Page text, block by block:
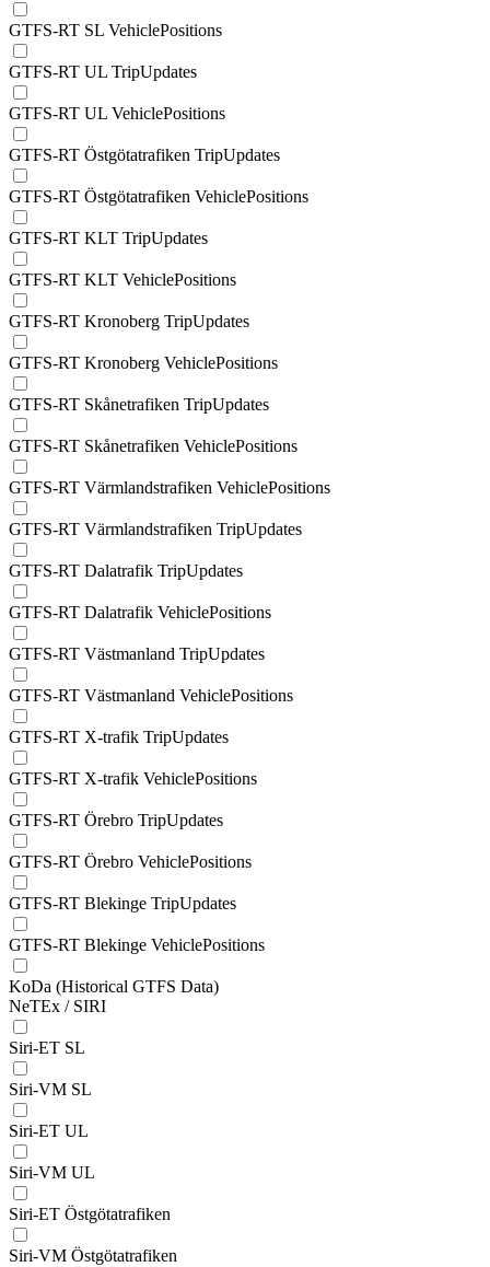
GTFS-RT SL VehiclePositions
GTFS-RT UL TripUpdates
GTFS-RT UL VehiclePositions
GTFS-RT Östgötatrafiken TripUpdates
GTFS-RT Östgötatrafiken VehiclePositions
GTFS-RT KLT TripUpdates
GTFS-RT KLT VehiclePositions
GTFS-RT Kronoberg TripUpdates
GTFS-RT Kronoberg VehiclePositions
GTFS-RT Skånetrafiken TripUpdates
GTFS-RT Skånetrafiken VehiclePositions
GTFS-RT Värmlandstrafiken VehiclePositions
GTFS-RT Värmlandstrafiken TripUpdates
GTFS-RT Dalatrafik TripUpdates
GTFS-RT Dalatrafik VehiclePositions
GTFS-RT Västmanland TripUpdates
GTFS-RT Västmanland VehiclePositions
GTFS-RT X-trafik TripUpdates
GTFS-RT X-trafik VehiclePositions
GTFS-RT Örebro TripUpdates
GTFS-RT Örebro VehiclePositions
GTFS-RT Blekinge TripUpdates
GTFS-RT Blekinge VehiclePositions
KoDa (Historical GTFS Data)
NeTEx / SIRI
Siri-ET SL
Siri-VM SL
Siri-ET UL
Siri-VM UL
Siri-ET Östgötatrafiken
Siri-VM Östgötatrafiken